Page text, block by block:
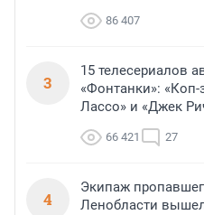
86 407
3
15 телесериалов
«Фонтанки»:
Лассо» и «Джек
66 421 27
4
Экипаж
Ленобласти